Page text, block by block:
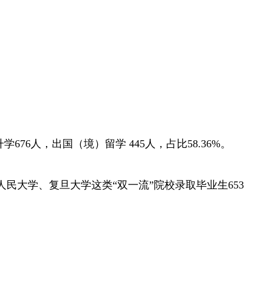
676人，出国（境）留学 445人，占比58.36%。
大学、复旦大学这类“双一流”院校录取毕业生653